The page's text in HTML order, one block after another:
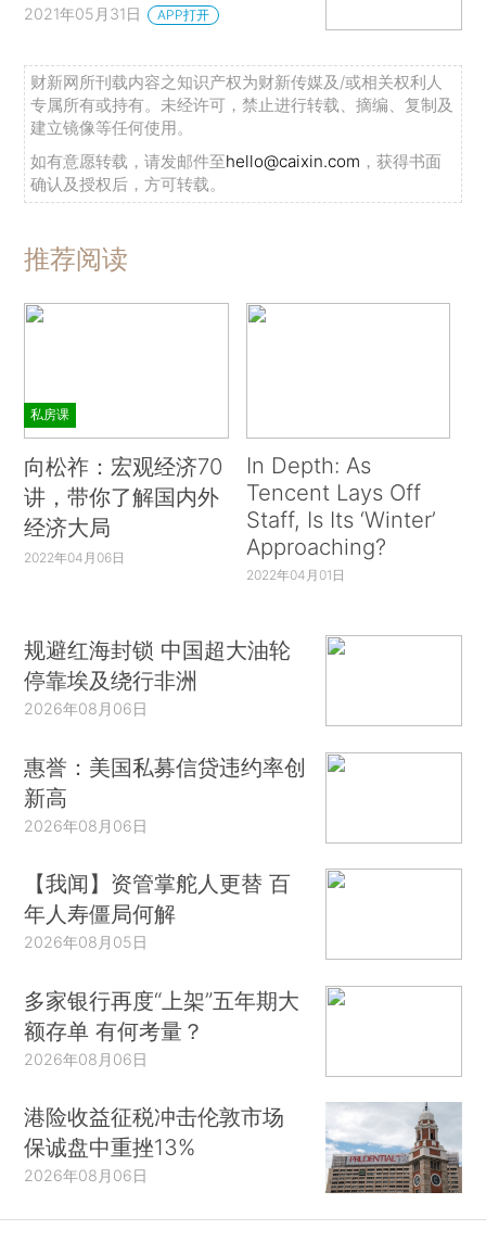
2021年05月31日 APP打开
财新网所刊载内容之知识产权为财新传媒及/或相关权利人
专属所有或持有。未经许可，禁止进行转载、摘编、复制及
建立镜像等任何使用。
如有意愿转载，请发邮件至hello@caixin.com ，获得书面
确认及授权后，方可转载。
推荐阅读
私房课
向松祚：宏观经济70
讲，带你了解国内外
经济大局
2022年04月06日
In Depth: As
Tencent Lays Off
Staff, Is Its ‘Winter’
Approaching?
2022年04月01日
规避红海封锁 中国超大油轮
停靠埃及绕行非洲
2026年08月06日
惠誉：美国私募信贷违约率创
新高
2026年08月06日
【我闻】资管掌舵人更替 百
年人寿僵局何解
2026年08月05日
多家银行再度“上架”五年期大
额存单 有何考量？
2026年08月06日
港险收益征税冲击伦敦市场
保诚盘中重挫13%
2026年08月06日